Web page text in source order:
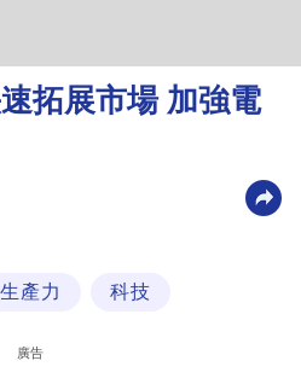
拓展市場 加強電
生產力 科技
廣告